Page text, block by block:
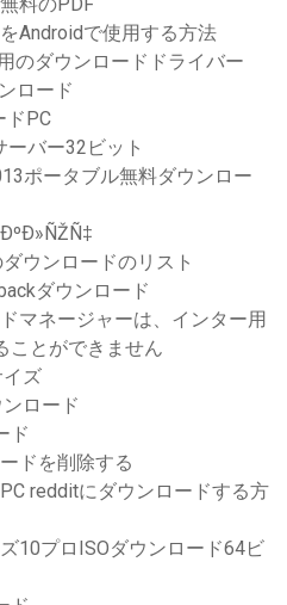
料のPDF
Androidで使用する方法
のダウンロードドライバー
ロード
ドPC
バー32ビット
ポータブル無料ダウンロー
ウンロードのリスト
ダウンロード
マネージャーは、インター用
ことができません
ズ
ロード
ド
ドを削除する
redditにダウンロードする方
10プロISOダウンロード64ビ